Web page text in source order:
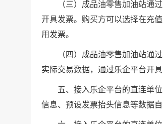
（三）成品油零售加油站通过
开具发票。购买方可以选择在充
用发票。
（四）成品油零售加油站通过
实际交易数据，通过乐企平台开具
五、接入乐企平台的直连单位
信息、预设发票抬头信息等数据